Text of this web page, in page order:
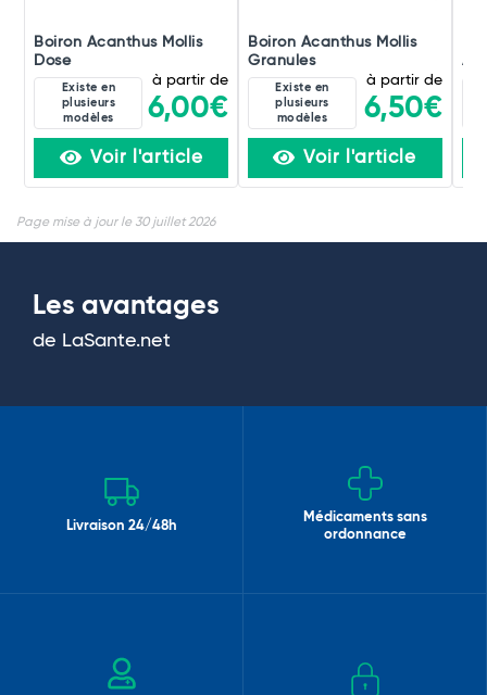
Boiron Acanthus Mollis
Dose
Existe en
plusieurs
modèles
à partir de
6,00€
Voir l'article
Boiron Acanthus Mollis
Granules
Existe en
plusieurs
modèles
à partir de
6,50€
Voir l'article
Page mise à jour le 30 juillet 2026
Les avantages
de LaSante.net
Livraison 24/48h
Médicaments sans
ordonnance